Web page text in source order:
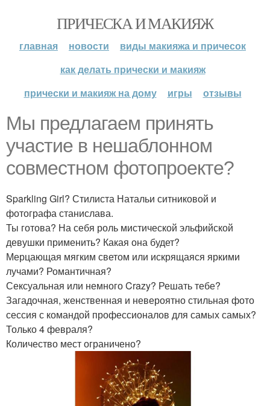
ПРИЧЕСКА И МАКИЯЖ
главная новости
виды макияжа и причесок
как делать прически и макияж
прически и макияж на дому
игры отзывы
Мы предлагаем принять
участие в нешаблонном
совместном фотопроекте?
Sparkling Girl? Стилиста Натальи ситниковой и
фотографа станислава.
Ты готова? На себя роль мистической эльфийской
девушки применить? Какая она будет?
Мерцающая мягким светом или искрящаяся яркими
лучами? Романтичная?
Сексуальная или немного Crazy? Решать тебе?
Загадочная, женственная и невероятно стильная фото
сессия с командой профессионалов для самых самых?
Только 4 февраля?
Количество мест ограничено?